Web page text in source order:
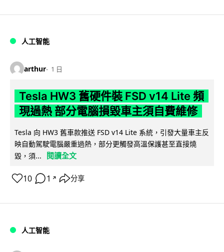
人工智能
arthur 1 日
Tesla HW3 舊硬件裝 FSD v14 Lite 頻
現過熱 部分電腦損毀車主須自費維修
Tesla 向 HW3 舊車款推送 FSD v14 Lite 系統，引發大量車主反
映自動駕駛電腦嚴重過熱，部分更觸發高溫保護甚至直接燒
毀，須...
閱讀全文
10 1 ↗ 分享
人工智能